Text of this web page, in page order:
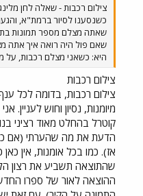
צילום רכבות - שאלה לחן מלינג
כשנסענו לסיור ברמת"א,
שאתה מצלם מספר תמונות
שאם פול היה רואה איך אתה
היא: כשאני מצלם רכבות, על
צילום רכבות
צילום רכבות, בדומה לכל
מיומנות, נסיון וחוש לעניין.
קוטרל בהחלט מאוד רציני
הדעת את מה שהערתי (אם כי
אז). כמו בכל אומנות, אין
שהתוצאה תשביע את רצון
ההוצאה לאור של ספרו